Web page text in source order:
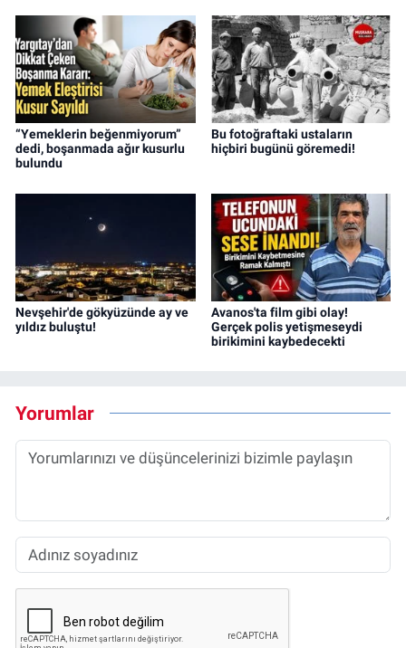
“Yemeklerin beğenmiyorum”
dedi, boşanmada ağır kusurlu
bulundu
Bu fotoğraftaki ustaların
hiçbiri bugünü göremedi!
Nevşehir'de gökyüzünde ay ve
yıldız buluştu!
Avanos'ta film gibi olay!
Gerçek polis yetişmeseydi
birikimini kaybedecekti
Yorumlar